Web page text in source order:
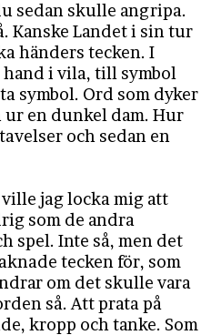
sedan skulle angripa.
Kanske Landet i sin tur
händers tecken. I
i vila, till symbol
symbol. Ord som dyker
en dunkel dam. Hur
och sedan en
jag locka mig att
som de andra
spel. Inte så, men det
tecken för, som
om det skulle vara
så. Att prata på
kropp och tanke. Som